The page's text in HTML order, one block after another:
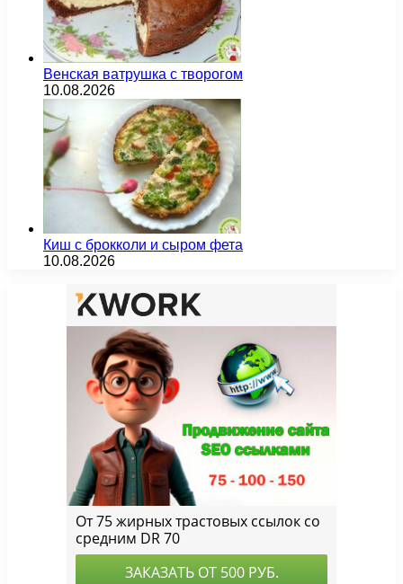
Венская ватрушка с творогом
10.08.2026
Киш с брокколи и сыром фета
10.08.2026